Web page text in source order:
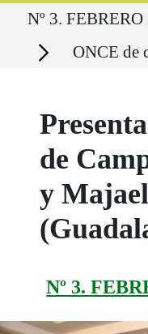
Ruta del sitio
Nº 3. FEBRERO
Secciones ONCE de
de
y
Nº 3.